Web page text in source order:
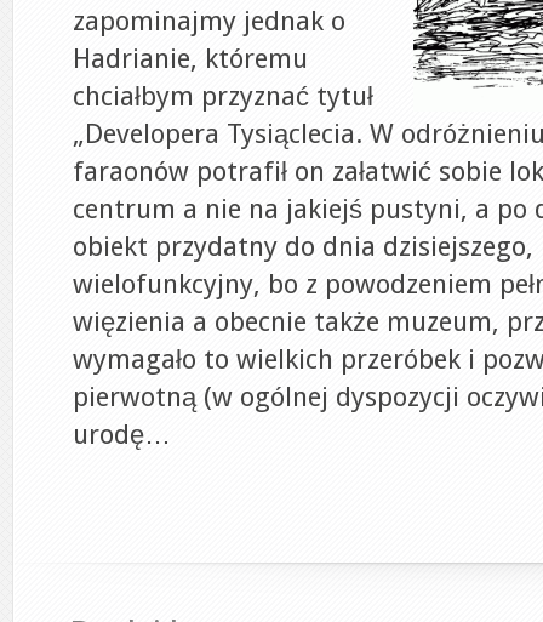
zapominajmy jednak o
Hadrianie, któremu
chciałbym przyznać tytuł
„Developera Tysiąclecia. W
faraonów potrafił on załatwić sobie
centrum a nie na jakiejś pustyni, a po
obiekt przydatny do dnia dzisiejszego,
wielofunkcyjny, bo z powodzeniem
więzienia a obecnie także muzeum,
wymagało to wielkich przeróbek i
pierwotną (w ogólnej dyspozycji
urodę…